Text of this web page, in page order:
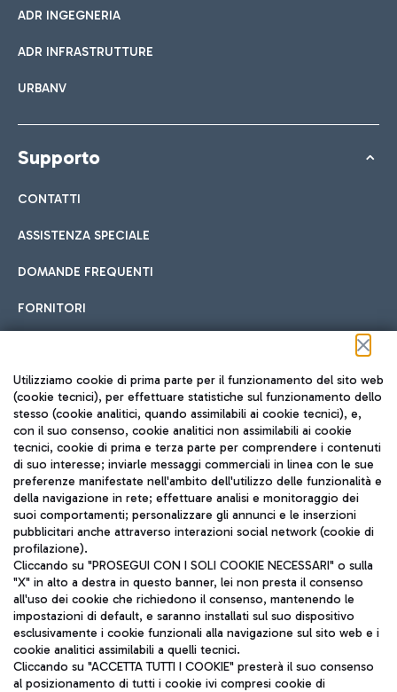
ADR INGEGNERIA
ADR INFRASTRUTTURE
URBANV
Supporto
CONTATTI
ASSISTENZA SPECIALE
DOMANDE FREQUENTI
FORNITORI
Seguici sui social
TRAVEL JOURNAL
ITA
Aeroporti di Roma S.p.A. - Società soggetta a direzione e
coordinamento di Mundys S.p.A.
Codice fiscale e Registro delle Imprese di Roma 13032990155 P.
Utilizziamo cookie di prima parte per il funzionamento del sito web
(cookie tecnici), per effettuare statistiche sul funzionamento dello
stesso (cookie analitici, quando assimilabili ai cookie tecnici), e,
con il suo consenso, cookie analitici non assimilabili ai cookie
tecnici, cookie di prima e terza parte per comprendere i contenuti
di suo interesse; inviarle messaggi commerciali in linea con le sue
preferenze manifestate nell'ambito dell'utilizzo delle funzionalità e
della navigazione in rete; effettuare analisi e monitoraggio dei
suoi comportamenti; personalizzare gli annunci e le inserzioni
pubblicitari anche attraverso interazioni social network (cookie di
profilazione).
Cliccando su "PROSEGUI CON I SOLI COOKIE NECESSARI" o sulla
"X" in alto a destra in questo banner, lei non presta il consenso
all'uso dei cookie che richiedono il consenso, mantenendo le
impostazioni di default, e saranno installati sul suo dispositivo
esclusivamente i cookie funzionali alla navigazione sul sito web e i
cookie analitici assimilabili a quelli tecnici.
Cliccando su "ACCETTA TUTTI I COOKIE" presterà il suo consenso
al posizionamento di tutti i cookie ivi compresi cookie di